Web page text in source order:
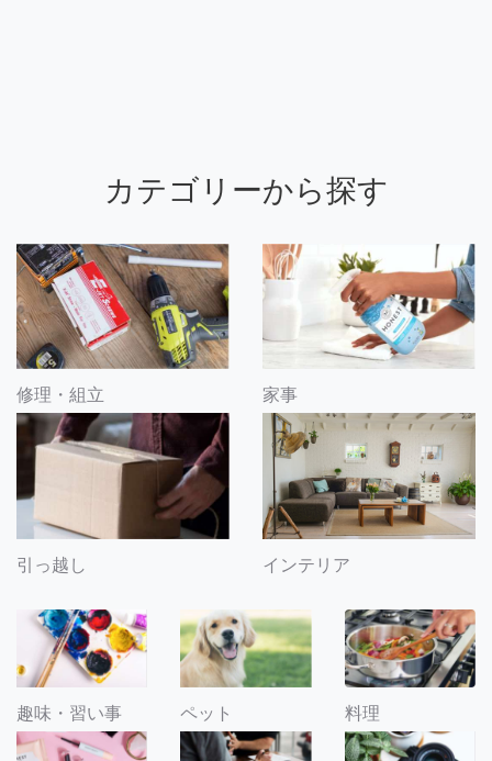
カテゴリーから探す
修理・組立 家事
引っ越し インテリア
趣味・習い事 ペット 料理